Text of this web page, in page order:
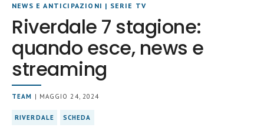
NEWS E ANTICIPAZIONI | SERIE TV
Riverdale 7 stagione:
quando esce, news e
streaming
TEAM | MAGGIO 24, 2024
RIVERDALE SCHEDA